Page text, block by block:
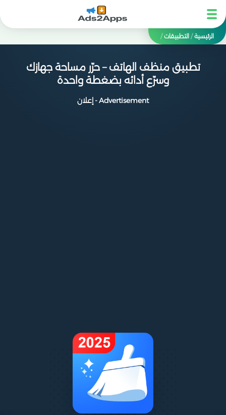
الرئيسية/ التطبيقات/
تطبيق منظف الهاتف – حرّر مساحة جهازك
وسرّع أدائه بضغطة واحدة
Advertisement - إعلان